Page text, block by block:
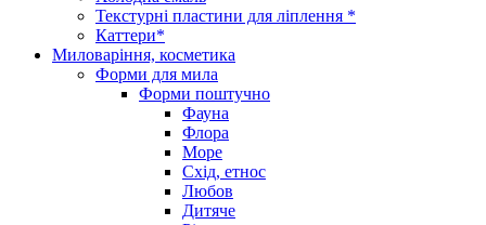
Текстурні пластини для ліплення *
Каттери*
Миловаріння, косметика
Форми для мила
Форми поштучно
Фауна
Флора
Море
Схід, етнос
Любов
Дитяче